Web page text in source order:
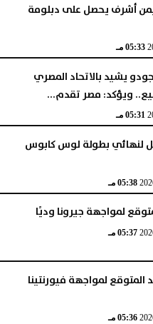
أشرف يحصل على دبلومة
05:33 مـ
يشيد بالاتحاد المصري
ويؤكد: مصر تقدم...
05:31 مـ
لنهائي بطولة لوس كابوس
05:38 مـ
لمواجهة جيرونا وديًا
05:37 مـ
المتوقع لمواجهة فيورنتينا
05:36 مـ